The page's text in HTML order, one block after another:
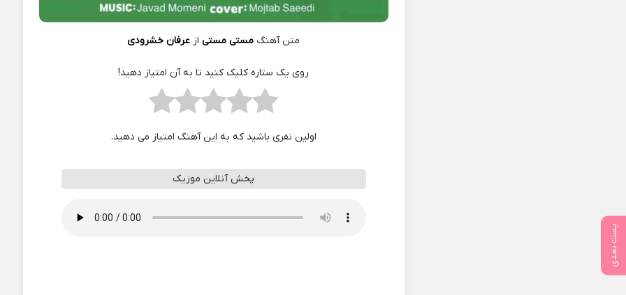
پست بعدی
متن آهنگ مستی مستیاز عرفان خشرودی
روی یک ستاره کلیک کنید تا به آن امتیاز دهید!
اولین نفری باشید که به این آهنگ امتیاز می دهید.
پخش آنلاین موزیک